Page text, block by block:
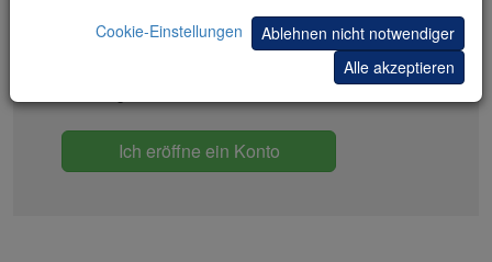
Äußerst niedrige Kommissionen.
Hohe Zinsen auf Geld.
Ich eröffne ein Konto
Cookie-Einstellungen
Ablehnen nicht notwendiger
Alle akzeptieren